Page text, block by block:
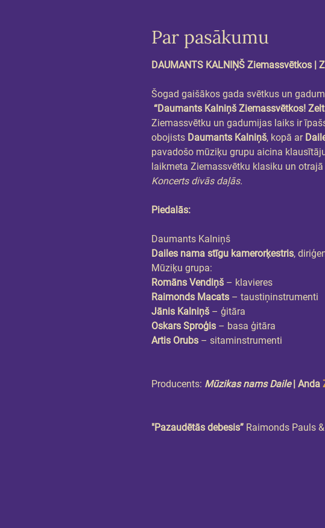
Par pasākumu
DAUMANTS KALNIŅŠ Ziemassvētkos
Šogad gaišākos gada svētkus un
“Daumants Kalniņš Ziemassvētkos!
Ziemassvētku un gadumijas laiks ir
obojists Daumants Kalniņš, kopā ar
pavadošo mūziķu grupu aicina
laikmeta Ziemassvētku klasiku un
Koncerts divās daļās.
Piedalās:
Daumants Kalniņš
Dailes nama stīgu kamerorķestris,
Mūziķu grupa:
Romāns Vendiņš – klavieres
Raimonds Macats – taustiņinstrumenti
Jānis Kalniņš – ģitāra
Oskars Sproģis – basa ģitāra
Artis Orubs – sitaminstrumenti
Producents: Mūzikas nams Daile | Anda
"Pazaudētās debesis” Raimonds Pauls